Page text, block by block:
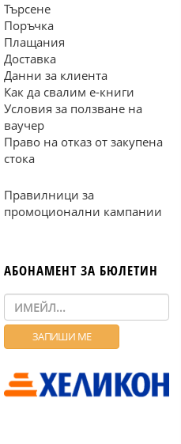
Търсене
Поръчка
Плащания
Доставка
Данни за клиента
Как да свалим е-книги
Условия за ползване на
ваучер
Право на отказ от закупена
стока
Правилници за
промоционални кампании
АБОНАМЕНТ ЗА БЮЛЕТИН